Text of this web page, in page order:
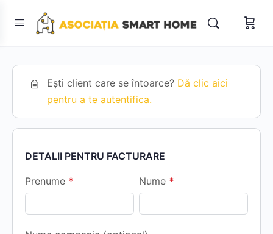
Ești client care se întoarce? Dă clic aici
pentru a te autentifica.
DETALII PENTRU FACTURARE
Prenume * Nume *